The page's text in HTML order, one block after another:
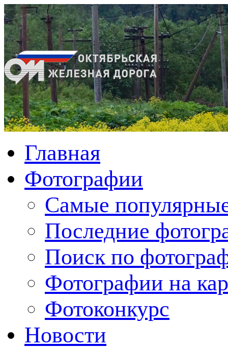
Главная
Фотографии
Cамые
Последние
Поиск по
Фотографии на
Фотоконкурс
Новости